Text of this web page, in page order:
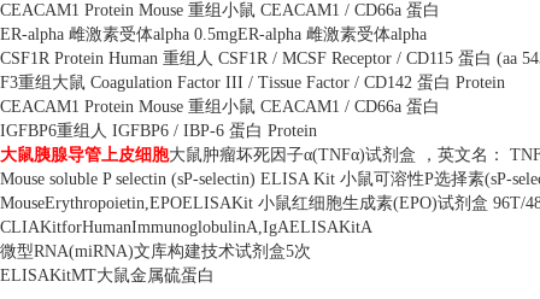
CEACAM1 Protein Mouse 重组小鼠 CEACAM1 / CD66a 蛋白
ER-alpha 雌激素受体alpha 0.5mgER-alpha 雌激素受体alpha
CSF1R Protein Human 重组人 CSF1R / MCSF Receptor / CD115 蛋白 (aa
F3重组大鼠 Coagulation Factor III / Tissue Factor / CD142 蛋白 Protein
CEACAM1 Protein Mouse 重组小鼠 CEACAM1 / CD66a 蛋白
IGFBP6重组人 IGFBP6 / IBP-6 蛋白 Protein
大鼠胰腺导管上皮细胞大鼠肿瘤坏死因子α(TNFα)试剂盒 ，英文名：
Mouse soluble P selectin (sP-selectin) ELISA Kit 小鼠可溶性P选择素(sP-
MouseErythropoietin,EPOELISAKit 小鼠红细胞生成素(EPO)试剂盒 96T/
CLIAKitforHumanImmunoglobulinA,IgAELISAKitA
微型RNA(miRNA)文库构建技术试剂盒5次
ELISAKitMT大鼠金属硫蛋白